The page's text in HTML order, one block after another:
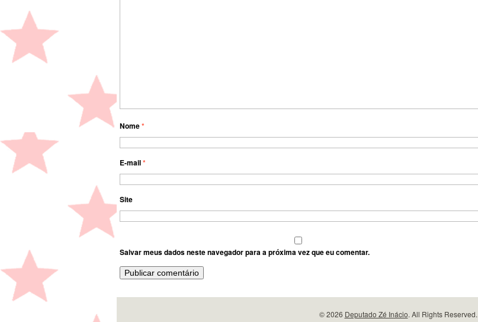
Nome*
E-mail*
Site
Salvar meus dados neste navegador para a próxima vez que eu comentar.
© 2026 Deputado Zé Inácio. All Rights Reserved.